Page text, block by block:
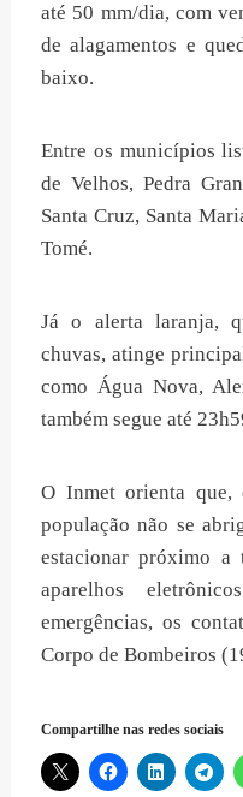
até 50 mm/dia, com
de alagamentos e
baixo.
Entre os municípios
de Velhos, Pedra
Santa Cruz, Santa
Tomé.
Já o alerta laranja,
chuvas, atinge
como Água Nova,
também segue até
O Inmet orienta que,
população não se
estacionar próximo
aparelhos
emergências, os
Corpo de Bombeiros
Compartilhe nas redes sociais